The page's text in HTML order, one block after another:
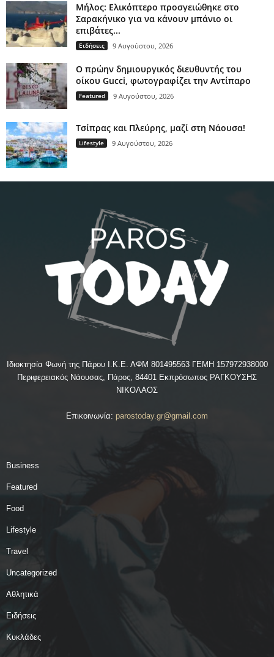
Μήλος: Ελικόπτερο προσγειώθηκε στο
Σαρακήνικο για να κάνουν μπάνιο οι
επιβάτες...
Ειδήσεις 9 Αυγούστου, 2026
Ο πρώην δημιουργικός διευθυντής του
οίκου Gucci, φωτογραφίζει την Αντίπαρο
Featured 9 Αυγούστου, 2026
Τσίπρας και Πλεύρης, μαζί στη Νάουσα!
Lifestyle 9 Αυγούστου, 2026
Ιδιοκτησία Φωνή της Πάρου Ι.Κ.Ε. ΑΦΜ 801495563 ΓΕΜΗ 157972938000
Περιφερειακός Νάουσας, Πάρος, 84401 Εκπρόσωπος ΡΑΓΚΟΥΣΗΣ
ΝΙΚΟΛΑΟΣ
Επικοινωνία: parostoday.gr@gmail.com
Business
Featured
Food
Lifestyle
Travel
Uncategorized
Αθλητικά
Ειδήσεις
Κυκλάδες